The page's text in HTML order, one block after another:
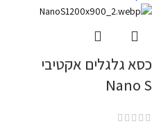
כסא גלגלים אקטיבי
Nano S